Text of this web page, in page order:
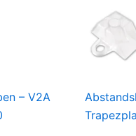
– V2A